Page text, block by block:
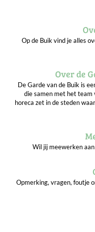
Op de Buik vind je alles
Over de
De Garde van de Buik is
die samen met het team
horeca zet in de steden
Wil jij meewerken
Opmerking, vragen, foutje